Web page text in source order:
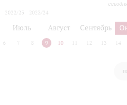
2022/23
2023/24
Июль Август Сентябрь
6 7 8 9 10 12 13 14